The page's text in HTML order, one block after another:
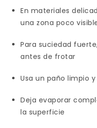
En materiales
una zona poco
Para suciedad
antes de frotar
Usa un paño limpio
Deja evaporar
la superficie